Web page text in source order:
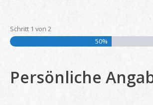
Schritt 1 von 2
50%
Persönliche